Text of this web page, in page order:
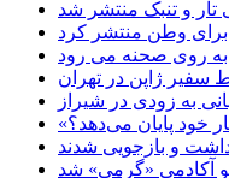
تار و تنبک منتشر شد
وطن منتشر کرد
به روی صحنه می رود
سفیر ژاپن در تهران
به زودی در شیراز
خود پایان می‌دهد؟
و بازجویی شدند
آکادمی «گرمی» شد